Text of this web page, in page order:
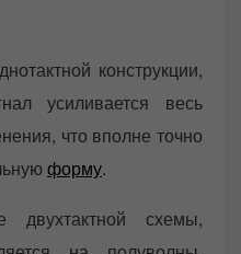
конструкции,
усиливается весь
что вполне точно
форму.
двухтактной схемы,